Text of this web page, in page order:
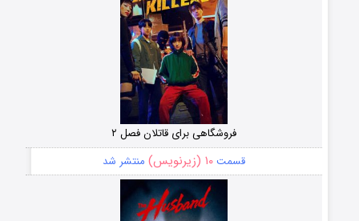
فروشگاهی برای قاتلان فصل ۲
قسمت۱۰ (زیرنویس) منتشر شد